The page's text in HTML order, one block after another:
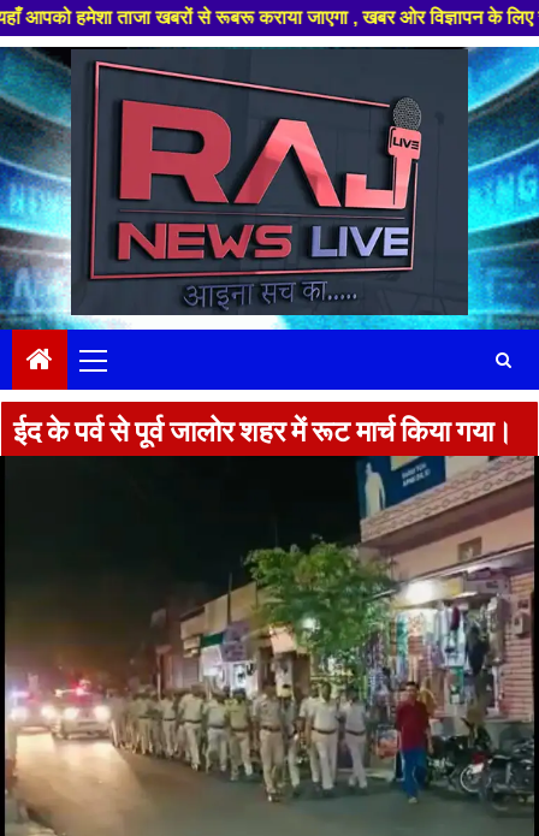
खबरों से रूबरू कराया जाएगा , खबर ओर विज्ञापन के लिए संपर्क करे
Skip
to
content
Menu
ईद के पर्व से पूर्व जालोर शहर में रूट मार्च किया गया।